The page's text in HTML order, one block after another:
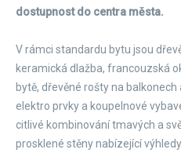
dostupnost do centra města.
V rámci standardu bytu jsou
keramická dlažba, francouzská
bytě, dřevěné rošty na
elektro prvky a koupelnové
citlivé kombinování tmavých a
prosklené stěny nabízející výhledy